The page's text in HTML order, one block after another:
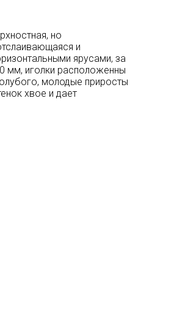
но
и
ярусами, за
мм, иголки расположенны
молодые приросты
хвое и дает